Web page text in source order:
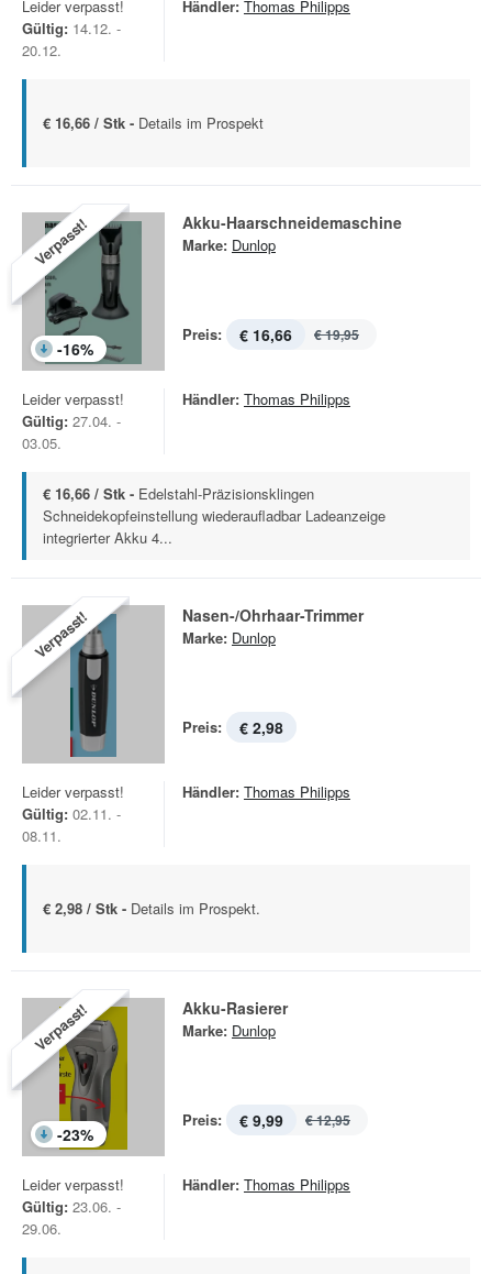
Leider verpasst!
Gültig: 14.12. -
20.12.
Händler: Thomas Philipps
€ 16,66 / Stk - Details im Prospekt
Verpasst!
-16%
Akku-Haarschneidemaschine
Marke: Dunlop
Preis: € 16,66 € 19,95
Leider verpasst!
Gültig: 27.04. -
03.05.
Händler: Thomas Philipps
€ 16,66 / Stk - Edelstahl-Präzisionsklingen
Schneidekopfeinstellung wiederaufladbar Ladeanzeige
integrierter Akku 4...
Verpasst! Nasen-/Ohrhaar-Trimmer
Marke: Dunlop
Preis: € 2,98
Leider verpasst!
Gültig: 02.11. -
08.11.
Händler: Thomas Philipps
€ 2,98 / Stk - Details im Prospekt.
Verpasst!
-23%
Akku-Rasierer
Marke: Dunlop
Preis: € 9,99 € 12,95
Leider verpasst!
Gültig: 23.06. -
29.06.
Händler: Thomas Philipps